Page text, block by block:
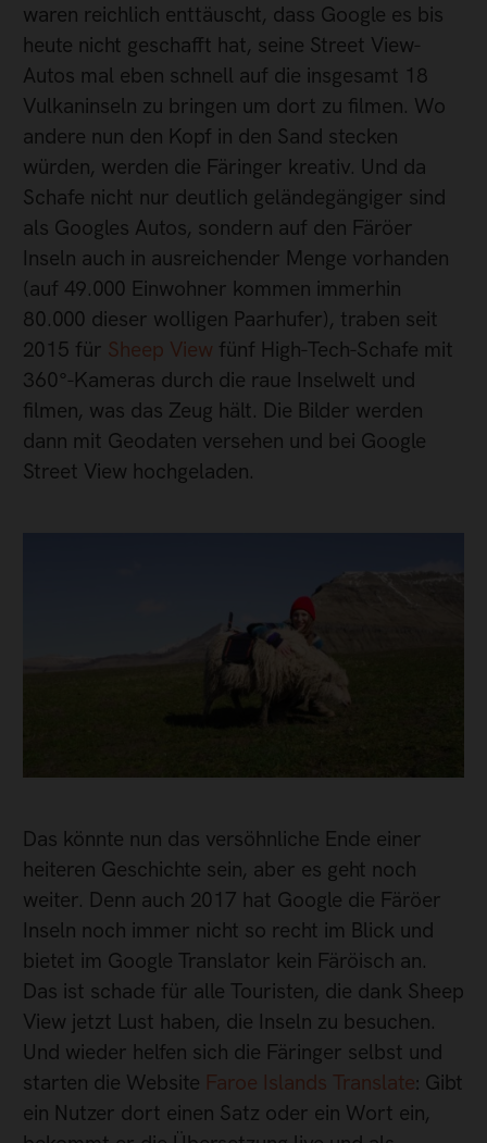
waren reichlich enttäuscht, dass Google es bis
heute nicht geschafft hat, seine Street View-
Autos mal eben schnell auf die insgesamt 18
Vulkaninseln zu bringen um dort zu filmen. Wo
andere nun den Kopf in den Sand stecken
würden, werden die Färinger kreativ. Und da
Schafe nicht nur deutlich geländegängiger sind
als Googles Autos, sondern auf den Färöer
Inseln auch in ausreichender Menge vorhanden
(auf 49.000 Einwohner kommen immerhin
80.000 dieser wolligen Paarhufer), traben seit
2015 für Sheep View fünf High-Tech-Schafe mit
360°-Kameras durch die raue Inselwelt und
filmen, was das Zeug hält. Die Bilder werden
dann mit Geodaten versehen und bei Google
Street View hochgeladen.
Das könnte nun das versöhnliche Ende einer
heiteren Geschichte sein, aber es geht noch
weiter. Denn auch 2017 hat Google die Färöer
Inseln noch immer nicht so recht im Blick und
bietet im Google Translator kein Färöisch an.
Das ist schade für alle Touristen, die dank Sheep
View jetzt Lust haben, die Inseln zu besuchen.
Und wieder helfen sich die Färinger selbst und
starten die Website Faroe Islands Translate: Gibt
ein Nutzer dort einen Satz oder ein Wort ein,